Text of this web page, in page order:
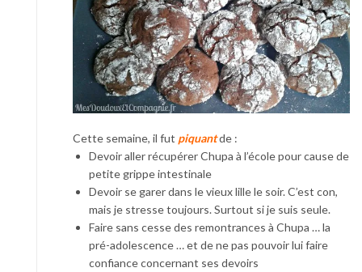
Cette semaine, il fut piquantde :
Devoir aller récupérer Chupa à l’école pour cause de
petite grippe intestinale
Devoir se garer dans le vieux lille le soir. C’est con,
mais je stresse toujours. Surtout si je suis seule.
Faire sans cesse des remontrances à Chupa … la
pré-adolescence … et de ne pas pouvoir lui faire
confiance concernant ses devoirs